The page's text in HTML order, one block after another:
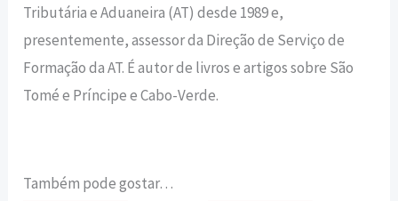
Tributária e Aduaneira (AT) desde 1989 e,
presentemente, assessor da Direção de Serviço de
Formação da AT. É autor de livros e artigos sobre São
Tomé e Príncipe e Cabo-Verde.
Também pode gostar…